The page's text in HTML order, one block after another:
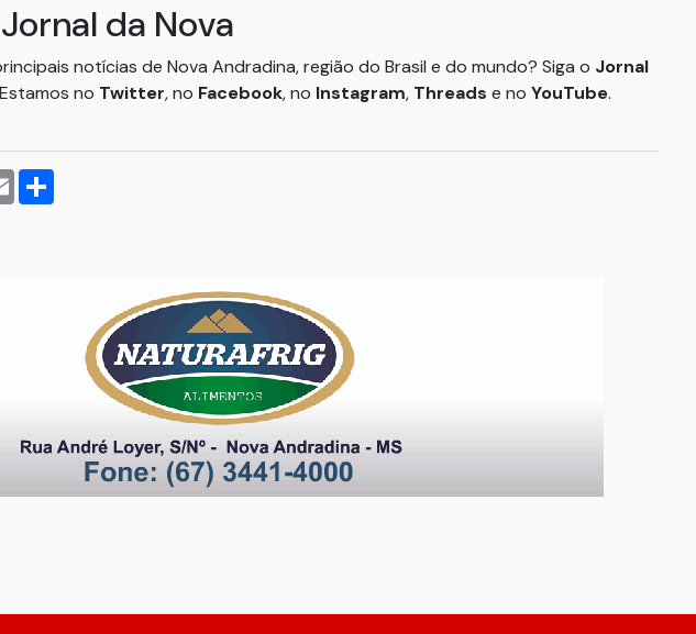
da Nova
notícias de Nova Andradina, região do Brasil e do mundo? Siga o Jornal
no Twitter, no Facebook, no Instagram, Threads e no YouTube.
Email